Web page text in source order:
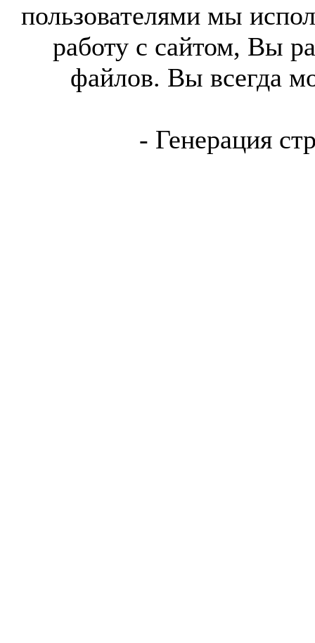
пользователями мы
работу с сайтом, Вы
файлов. Вы всегда
- Генерация